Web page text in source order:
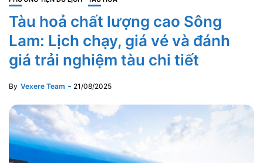
Tàu hoả chất lượng cao Sông
Lam: Lịch chạy, giá vé và đánh
giá trải nghiệm tàu chi tiết
By Vexere Team 21/08/2025